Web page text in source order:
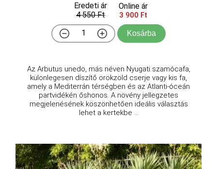
Eredeti ár
4 550 Ft
Online ár
3 900 Ft
Kosárba
Az Arbutus unedo, más néven Nyugati szamócafa,
különlegesen díszítő örökzöld cserje vagy kis fa,
amely a Mediterrán térségben és az Atlanti-óceán
partvidékén őshonos. A növény jellegzetes
megjelenésének köszönhetően ideális választás
lehet a kertekbe ...